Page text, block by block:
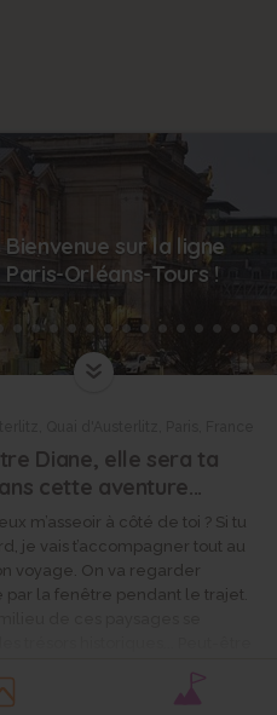
Bienvenue sur la ligne
Paris-Orléans-Tours !
Diane, elle sera ta
cette aventure...
m’asseoir à côté de toi ? Si tu
je vais t’accompagner tout au
voyage. On va regarder
par la fenêtre pendant le trajet.
sur le passage de notre train ?...